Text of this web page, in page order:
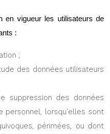
en vigueur les utilisateurs de
:
;
des données utilisateurs
suppression des données
personnel, lorsqu'elles sont
périmées, ou dont